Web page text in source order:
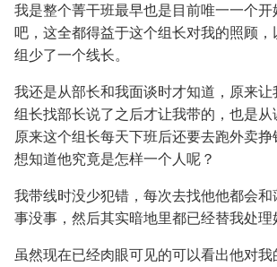
我是整个菁干班最早也是目前唯一一个开
吧，这全都得益于这个组长对我的照顾
组少了一个线长。
我还是从部长和我面谈时才知道，原来
组长找部长说了之后才让我带的，也是
原来这个组长每天下班后还要去跑外卖
想知道他究竟是怎样一个人呢？
我带线时没少犯错，每次去找他他都会
事没事，然后其实暗地里都已经替我处理
虽然现在已经肉眼可见的可以看出他对我